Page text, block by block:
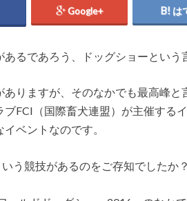
Google+ は
るであろう、ドッグショーという
りますが、そのなかでも最高峰と
FCI（国際畜犬連盟）が主催する
ベントなのです。
う競技があるのをご存知でしたか？